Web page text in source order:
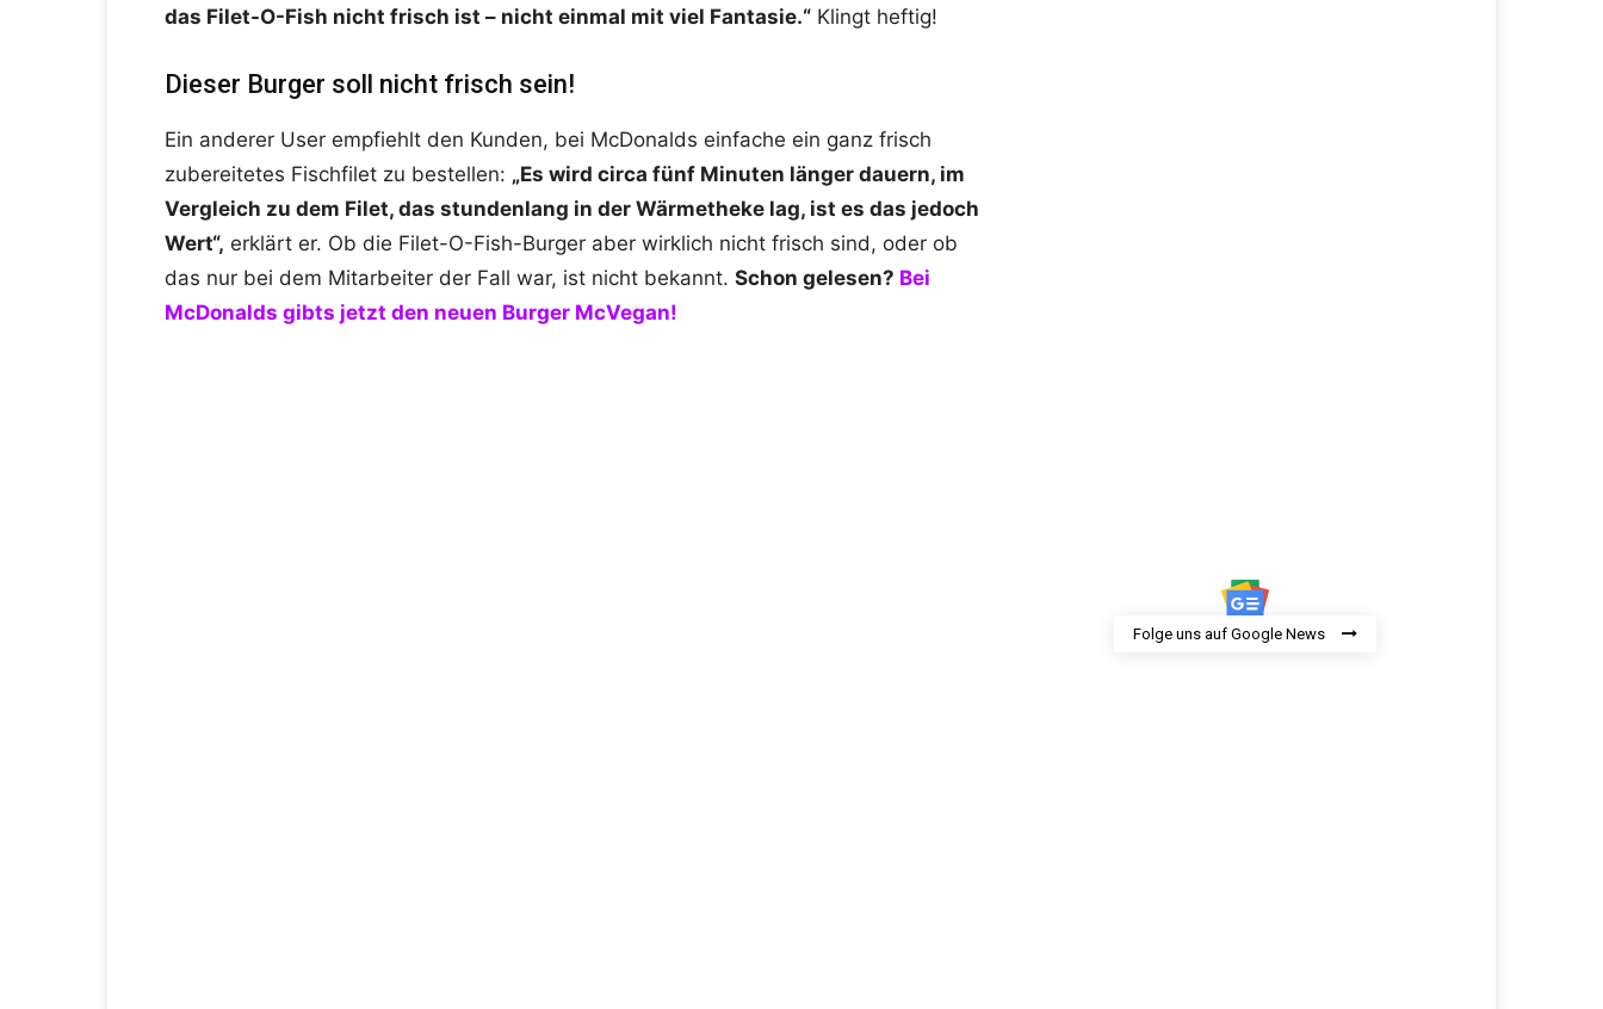
das Filet-O-Fish nicht frisch ist – nicht einmal mit viel Fantasie.“ Klingt heftig!
Dieser Burger soll nicht frisch sein!
Ein anderer User empfiehlt den Kunden, bei McDonalds einfache ein ganz frisch
zubereitetes Fischfilet zu bestellen: „Es wird circa fünf Minuten länger dauern, im
Vergleich zu dem Filet, das stundenlang in der Wärmetheke lag, ist es das jedoch
Wert“, erklärt er. Ob die Filet-O-Fish-Burger aber wirklich nicht frisch sind, oder ob
das nur bei dem Mitarbeiter der Fall war, ist nicht bekannt. Schon gelesen? Bei
McDonalds gibts jetzt den neuen Burger McVegan!
Folge uns auf Google News